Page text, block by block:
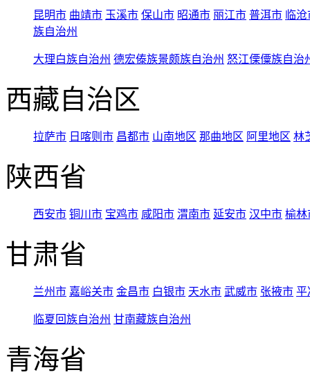
昆明市 曲靖市 玉溪市 保山市 昭通市 丽江市 普洱市 临
族自治州
大理白族自治州 德宏傣族景颇族自治州 怒江傈僳族自治
西藏自治区
拉萨市 日喀则市 昌都市 山南地区 那曲地区 阿里地区 林
陕西省
西安市 铜川市 宝鸡市 咸阳市 渭南市 延安市 汉中市 榆林
甘肃省
兰州市 嘉峪关市 金昌市 白银市 天水市 武威市 张掖市 平
临夏回族自治州 甘南藏族自治州
青海省